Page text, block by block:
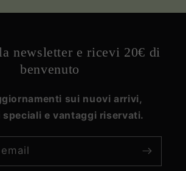
newsletter e ricevi 20€ di
benvenuto
sui nuovi arrivi,
speciali e vantaggi riservati.